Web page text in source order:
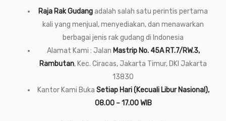
Raja Rak Gudangadalah salah satu perintis pertama
kali yang menjual, menyediakan, dan menawarkan
berbagai jenis rak gudang di Indonesia
Alamat Kami : Jalan Mastrip No. 45A RT.7/RW.3,
Rambutan, Kec. Ciracas, Jakarta Timur, DKI Jakarta
13830
Kantor Kami Buka Setiap Hari (Kecuali Libur Nasional),
08.00 – 17.00 WIB